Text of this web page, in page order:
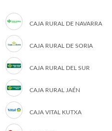
CAJA RURAL DE NAVARRA
CAJA RURAL DE SORIA
CAJA RURAL DEL SUR
CAJA RURAL JAÉN
CAJA VITAL KUTXA